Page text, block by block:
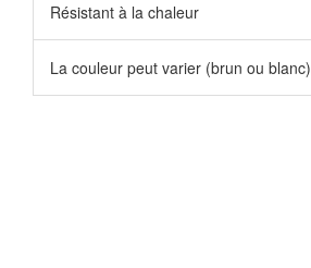
Résistant à la chaleur
La couleur peut varier (brun ou blanc)